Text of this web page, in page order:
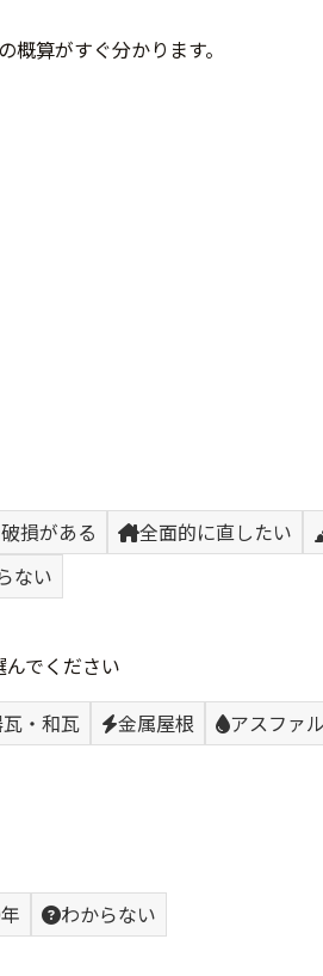
算がすぐ分かります。
損がある 全面的に直したい
ない
でください
・和瓦 金属屋根 アスファ
わからない